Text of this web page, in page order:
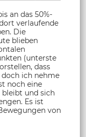
an das 50%-
verlaufende
Die
blieben
(unterste
dass
ich nehme
noch eine
bleibt und sich
Es ist
von